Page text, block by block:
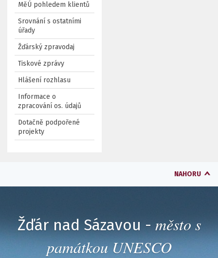
MěÚ pohledem klientů
Srovnání s ostatními
úřady
Žďárský zpravodaj
Tiskové zprávy
Hlášení rozhlasu
Informace o
zpracování os. údajů
Dotačně podpořené
projekty
NAHORU
Žďár nad Sázavou - město s
památkou UNESCO